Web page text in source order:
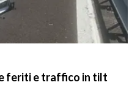
feriti e traffico in tilt